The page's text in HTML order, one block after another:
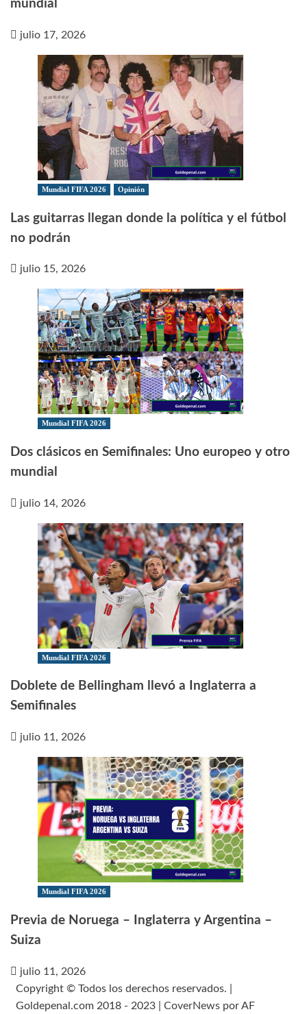
mundial
julio 17, 2026
Mundial FIFA 2026 Opinión
Las guitarras llegan donde la política y el fútbol
no podrán
julio 15, 2026
Mundial FIFA 2026
Dos clásicos en Semifinales: Uno europeo y otro
mundial
julio 14, 2026
Mundial FIFA 2026
Doblete de Bellingham llevó a Inglaterra a
Semifinales
julio 11, 2026
Mundial FIFA 2026
Previa de Noruega – Inglaterra y Argentina –
Suiza
julio 11, 2026
Copyright © Todos los derechos reservados. |
Goldepenal.com 2018 - 2023
CoverNewspor AF